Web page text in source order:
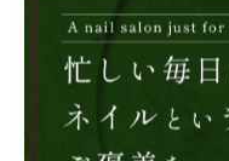
きな魅力です。
定額プランは料金が
追加料金の心配もあ
い方でも、安心して